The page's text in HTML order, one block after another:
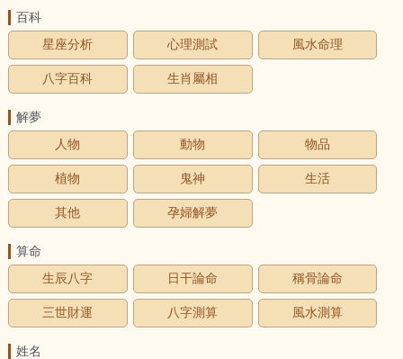
百科
星座分析
心理測試 風水命理
八字百科 生肖屬相
解夢
人物
動物 物品
植物 鬼神 生活
其他 孕婦解夢
算命
生辰八字
日干論命 稱骨論命
三世財運 八字測算 風水測算
姓名